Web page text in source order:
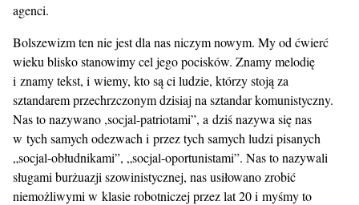
agenci.
Bolszewizm ten nie jest dla nas niczym nowym. My od ćwierć
wieku blisko stanowimy cel jego pocisków. Znamy melodię
i znamy tekst, i wiemy, kto są ci ludzie, którzy stoją za
sztandarem przechrzczonym dzisiaj na sztandar komunistyczny.
Nas to nazywano ,socjal-patriotami”, a dziś nazywa się nas
w tych samych odezwach i przez tych samych ludzi pisanych
„socjal-obłudnikami”, „socjal-oportunistami”. Nas to nazywali
sługami burżuazji szowinistycznej, nas usiłowano zrobić
niemożliwymi w klasie robotniczej przez lat 20 i myśmy to